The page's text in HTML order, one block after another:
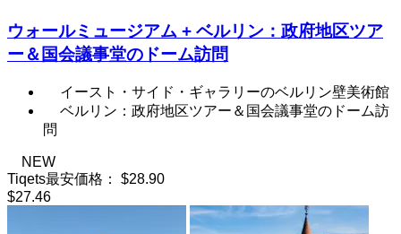
ウォールミュージアム + ベルリン：政府地区ツア
ー＆国会議事堂のドーム訪問
イースト・サイド・ギャラリーのベルリン壁美術館
ベルリン：政府地区ツアー＆国会議事堂のドーム訪
問
NEW
Tiqets最安価格：
$28.90
$27.46